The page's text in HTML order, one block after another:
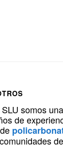
somos
de
de